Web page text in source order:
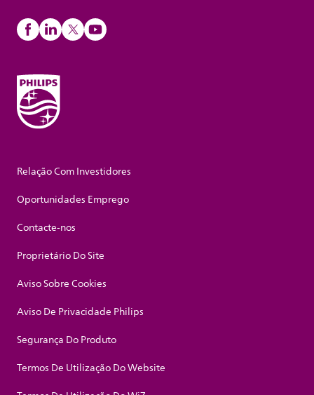
Relação Com Investidores
Oportunidades Emprego
Contacte-nos
Proprietário Do Site
Aviso Sobre Cookies
Aviso De Privacidade Philips
Segurança Do Produto
Termos De Utilização Do Website